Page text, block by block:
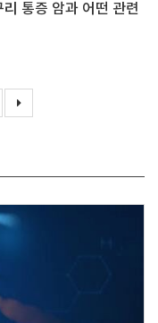
리 통증 암과 어떤 관련